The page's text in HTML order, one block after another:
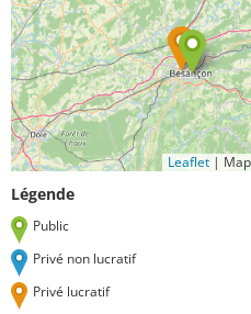
Leaflet |
Légende
Public
Privé non lucratif
Privé lucratif